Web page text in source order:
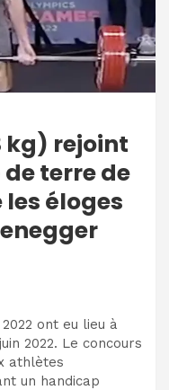
kg) rejoint
terre de
éloges
ont eu lieu à
2022. Le concours
athlètes
un handicap